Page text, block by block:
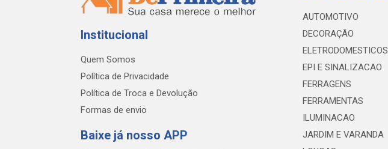
Institucional
Quem Somos
Política de Privacidade
Política de Troca e Devolução
Formas de envio
Baixe já nosso APP
AUTOMOTIVO
DECORAÇÃO
ELETRODOMESTICOS
EPI E SINALIZACAO
FERRAGENS
FERRAMENTAS
ILUMINACAO
JARDIM E VARANDA